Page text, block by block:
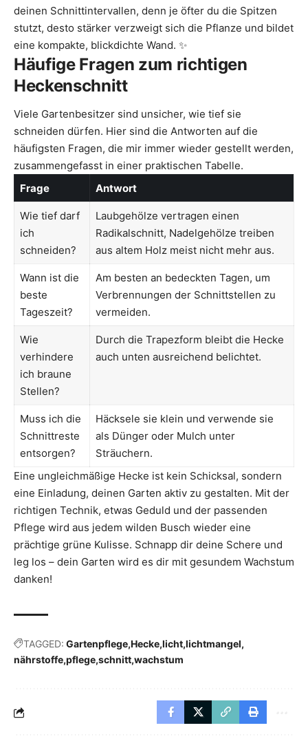
deinen Schnittintervallen, denn je öfter du die Spitzen
stutzt, desto stärker verzweigt sich die Pflanze und bildet
eine kompakte, blickdichte Wand. ✨
Häufige Fragen zum richtigen
Heckenschnitt
Viele Gartenbesitzer sind unsicher, wie tief sie
schneiden dürfen. Hier sind die Antworten auf die
häufigsten Fragen, die mir immer wieder gestellt werden,
zusammengefasst in einer praktischen Tabelle.
Frage
Antwort
Wie tief darf
ich
schneiden?
Laubgehölze vertragen einen
Radikalschnitt, Nadelgehölze treiben
aus altem Holz meist nicht mehr aus.
Wann ist die
beste
Tageszeit?
Am besten an bedeckten Tagen, um
Verbrennungen der Schnittstellen zu
vermeiden.
Wie
verhindere
ich braune
Stellen?
Durch die Trapezform bleibt die Hecke
auch unten ausreichend belichtet.
Muss ich die
Schnittreste
entsorgen?
Häcksele sie klein und verwende sie
als Dünger oder Mulch unter
Sträuchern.
Eine ungleichmäßige Hecke ist kein Schicksal, sondern
eine Einladung, deinen Garten aktiv zu gestalten. Mit der
richtigen Technik, etwas Geduld und der passenden
Pflege wird aus jedem wilden Busch wieder eine
prächtige grüne Kulisse. Schnapp dir deine Schere und
leg los – dein Garten wird es dir mit gesundem Wachstum
danken!
TAGGED: Gartenpflege Hecke licht lichtmangel
nährstoffe pflege schnitt wachstum